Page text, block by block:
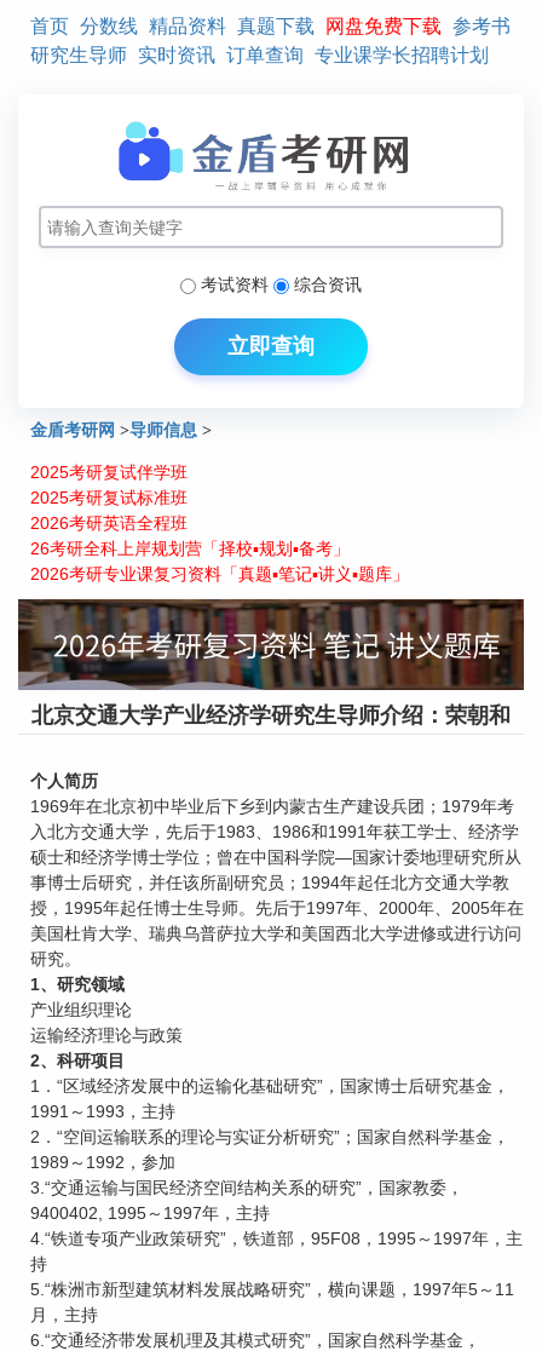
首页 分数线 精品资料 真题下载 网盘免费下载 参考书
研究生导师 实时资讯 订单查询 专业课学长招聘计划
考试资料 综合资讯
立即查询
金盾考研网 >导师信息 >
北京交通大学产业经济学研究生导师介绍：荣朝和
2025考研复试伴学班
2025考研复试标准班
2026考研英语全程班
26考研全科上岸规划营「择校▪规划▪备考」
2026考研专业课复习资料「真题▪笔记▪讲义▪题库」
北京交通大学产业经济学研究生导师介绍：荣朝和
个人简历
1969年在北京初中毕业后下乡到内蒙古生产建设兵团；1979年考
入北方交通大学，先后于1983、1986和1991年获工学士、经济学
硕士和经济学博士学位；曾在中国科学院—国家计委地理研究所从
事博士后研究，并任该所副研究员；1994年起任北方交通大学教
授，1995年起任博士生导师。先后于1997年、2000年、2005年在
美国杜肯大学、瑞典乌普萨拉大学和美国西北大学进修或进行访问
研究。
1、研究领域
产业组织理论
运输经济理论与政策
2、科研项目
1．“区域经济发展中的运输化基础研究”，国家博士后研究基金，
1991～1993，主持
2．“空间运输联系的理论与实证分析研究”；国家自然科学基金，
1989～1992，参加
3.“交通运输与国民经济空间结构关系的研究”，国家教委，
9400402, 1995～1997年，主持
4.“铁道专项产业政策研究”，铁道部，95F08，1995～1997年，主
持
5.“株洲市新型建筑材料发展战略研究”，横向课题，1997年5～11
月，主持
6.“交通经济带发展机理及其模式研究”，国家自然科学基金，